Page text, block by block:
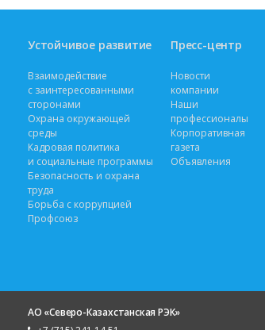
Устойчивое развитие
Взаимодействие
с заинтересованными
сторонами
Охрана окружающей
среды
Кадровая политика
и социальные программы
Безопасность и охрана
труда
Борьба с коррупцией
Профсоюз
Пресс-центр
Новости
компании
Наши
профессионалы
Корпоративная
газета
Объявления
АО «Северо-Казахстанская РЭК»